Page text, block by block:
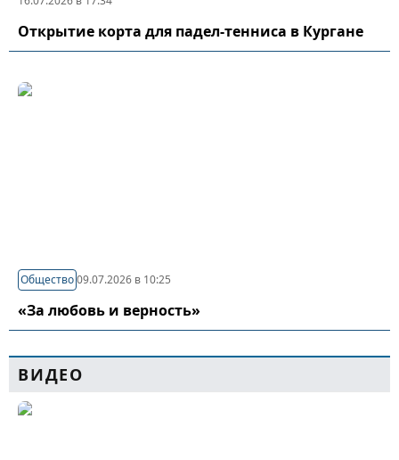
Открытие корта для падел-тенниса в Кургане
Общество09.07.2026 в 10:25
«За любовь и верность»
ВИДЕО